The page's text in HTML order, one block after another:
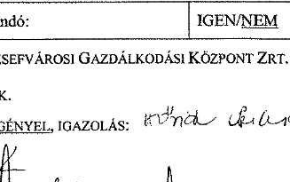
IGEN/NEM
GAZDÁLKODÁSI
t
-t1 70,./
IGAZOLÁS: (I"' .
KÖZPONT
LL